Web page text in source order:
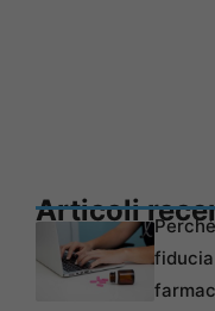
Articoli